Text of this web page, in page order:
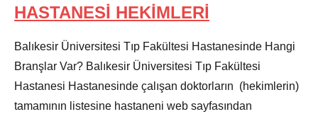
HASTANESİ HEKİMLERİ
Balıkesir Üniversitesi Tıp Fakültesi Hastanesinde Hangi
Branşlar Var? Balıkesir Üniversitesi Tıp Fakültesi
Hastanesi Hastanesinde çalışan doktorların (hekimlerin)
tamamının listesine hastaneni web sayfasından